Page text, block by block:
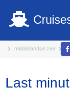
middellandse zee
Last